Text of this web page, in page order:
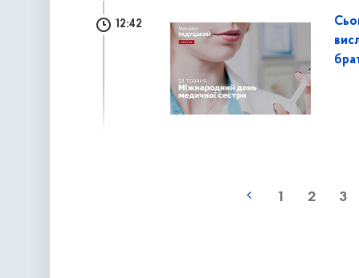
12:42
1 2 3